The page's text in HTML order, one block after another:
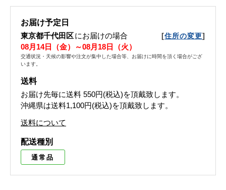
お届け予定日
東京都千代田区にお届けの場合 [住所の変更]
08月14日（金）～08月18日（火）
交通状況・天候の影響や注文が集中した場合等、お届けに時間を頂く場合がござ
います。
送料
お届け先毎に送料 550円(税込)を頂戴致します。
沖縄県は送料1,100円(税込)を頂戴致します。
送料について
配送種別
通常品